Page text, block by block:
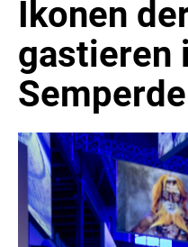
ATELIER JUNGWIRTH
BAIN & COMPANY
CROWE SOT
DIE UMSETZER
EGGERS & FRANKE ÖSTERREICH
EWP RECYCLING PFAND
FAS RESEARCH
HABAU GROUP
INSTITUTE OF SCIENCE AND
Ikonen
gastieren